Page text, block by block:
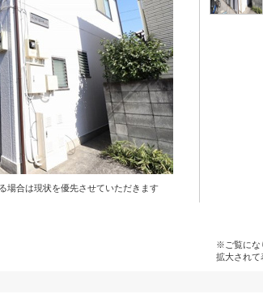
場合は現状を優先させていただきます
※ご覧にな
拡大されて